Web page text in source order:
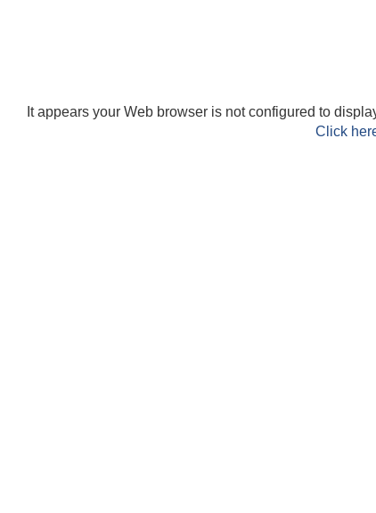
It appears your Web browser is not configured to
Click